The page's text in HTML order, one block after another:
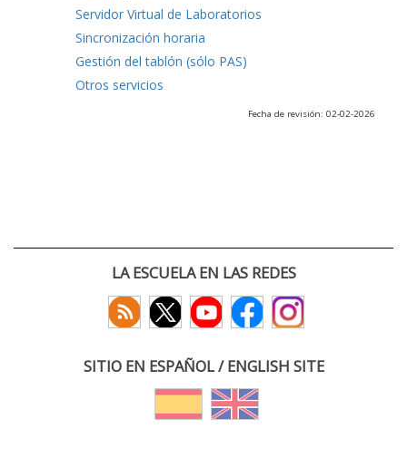
Servidor Virtual de Laboratorios
Sincronización horaria
Gestión del tablón (sólo PAS)
Otros servicios
Fecha de revisión: 02-02-2026
LA ESCUELA EN LAS REDES
SITIO EN ESPAÑOL / ENGLISH SITE